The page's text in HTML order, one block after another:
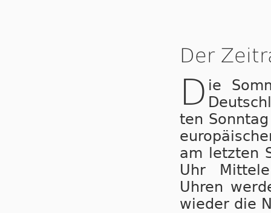
Der
D ie
ten
am letzten
Uhr
Uhren
wieder die